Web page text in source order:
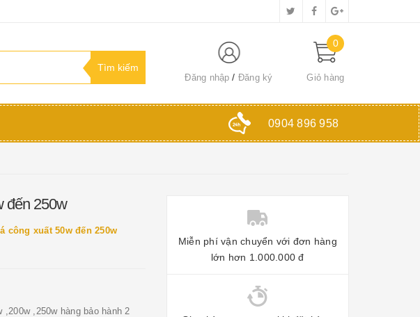
Đăng nhập Đăng ký
0
Giỏ hàng
0904 896 958
đến 250w
công xuất 50w đến 250w
,250w hàng bảo hành 2
Miễn phí vận chuyển với đơn hàng
lớn hơn 1.000.000 đ